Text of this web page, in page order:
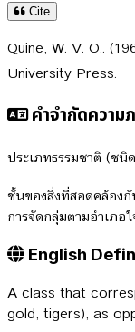
Cite
Quine, W. V. O..
University Press.
คำจำกัดความ
ประเภทธรรมชาติ (ชนิ
ชั้นของสิ่งที่สอดคล้อง
การจัดกลุ่มตามอำเภอใ
English
A class that
gold, tigers), as